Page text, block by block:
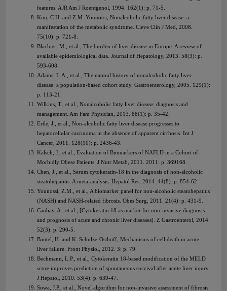
features. AJR Am J Roentgenol, 1994. 162(1): p. 71-5.
Kim, C.H. and Z.M. Younossi, Nonalcoholic fatty liver disease: a
manifestation of the metabolic syndrome. Cleve Clin J Med, 2008.
75(10): p. 721-8.
Blachier, M., et al., The burden of liver disease in Europe: A review of
available epidemiological data. Journal of Hepatology, 2013. 58(3): p.
593-608.
Adams, L.A., et al., The natural history of nonalcoholic fatty liver
disease: a population-based cohort study. Gastroenterology, 2005. 129(1):
p. 113-21.
Wilkins, T., et al., Nonalcoholic fatty liver disease: diagnosis and
management. Am Fam Physician, 2013. 88(1): p. 35-42.
Ertle, J., et al., Non-alcoholic fatty liver disease progresses to
hepatocellular carcinoma in the absence of apparent cirrhosis. Int J
Cancer, 2011. 128(10): p. 2436-43.
Kälsch, J., et al., Evaluation of Biomarkers of NAFLD in a Cohort of
Morbidly Obese Patients. J Nutr Metab, 2011. 2011: p. 369168.
Chen, J., et al., Serum cytokeratin-18 in the diagnosis of non-alcoholic
steatohepatitis: A meta-analysis. Hepatol Res, 2014. 44(8): p. 854-62.
Younossi, Z.M., et al., A biomarker panel for non-alcoholic steatohepatitis
(NASH) and NASH-related fibrosis. Obes Surg, 2011. 21(4): p. 431-9.
Canbay, A., et al., [Cytokeratin 18 as marker for non-invasive diagnosis
and prognosis of acute and chronic liver diseases]. Z Gastroenterol, 2014.
52(3): p. 290-5.
Bantel, H. and K. Schulze-Osthoff, Mechanisms of cell death in acute
liver failure. Front Physiol, 2012. 3: p. 79.
Bechmann, L.P., et al., Cytokeratin 18-based modification of the MELD
score improves prediction of spontaneous survival after acute liver injury.
J Hepatol, 2010. 53(4): p. 639-47.
Sowa, J.P., et al., Novel algorithm for non-invasive assessment of fibrosis